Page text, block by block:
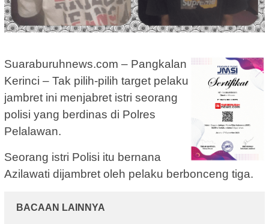
Suaraburuhnews.com – Pangkalan
Kerinci – Tak pilih-pilih target pelaku
jambret ini menjabret istri seorang
polisi yang berdinas di Polres
Pelalawan.
Seorang istri Polisi itu bernana
Azilawati dijambret oleh pelaku berbonceng tiga.
BACAAN LAINNYA